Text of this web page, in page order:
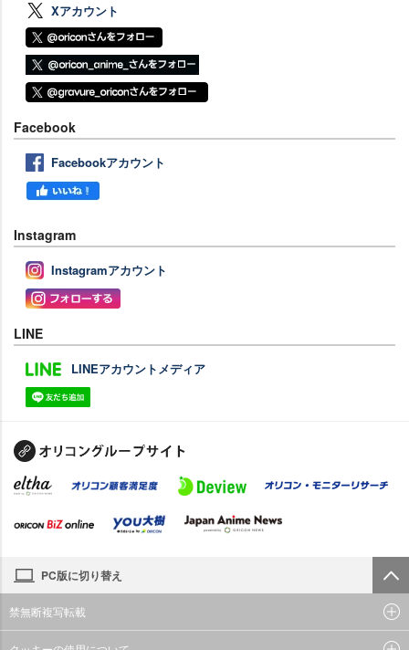
Xアカウント
Facebook
Facebookアカウント
Instagram
Instagramアカウント
LINE
LINEアカウントメディア
PC版に切り替え
禁無断複写転載